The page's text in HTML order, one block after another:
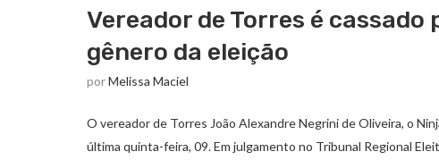
Vereador de Torres é
gênero da eleição
porMelissa Maciel
O vereador de Torres João Alexandre Negrini de Oliveira, o
última quinta-feira, 09. Em julgamento no Tribunal Regional